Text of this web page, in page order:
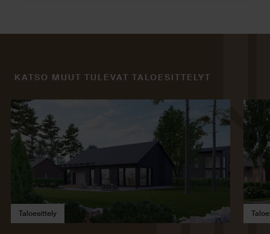
KATSO MUUT TULEVAT TALOESITTELYT
Taloesittely